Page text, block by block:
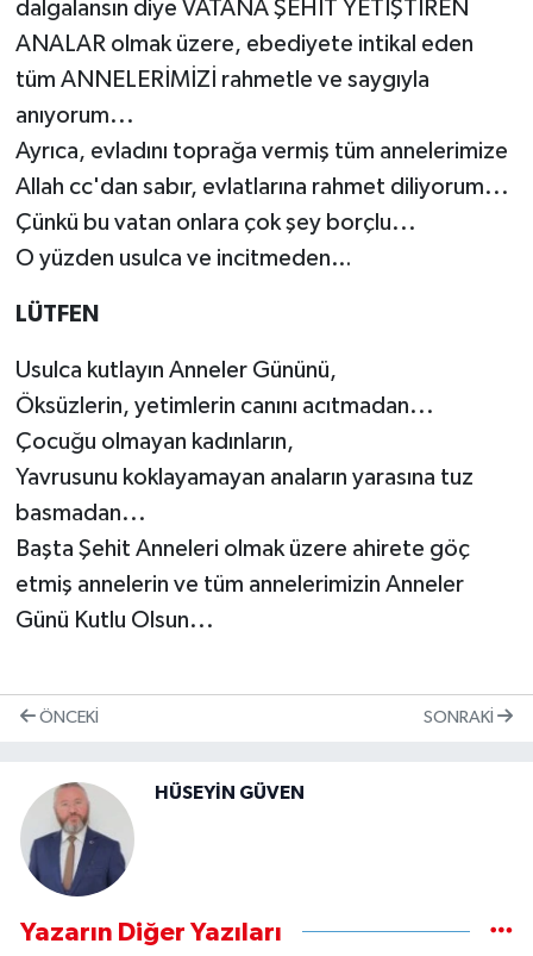
dalgalansın diye VATANA ŞEHİT YETİŞTİREN
ANALAR olmak üzere, ebediyete intikal eden
tüm ANNELERİMİZİ rahmetle ve saygıyla
anıyorum...
Ayrıca, evladını toprağa vermiş tüm annelerimize
Allah cc'dan sabır, evlatlarına rahmet diliyorum...
Çünkü bu vatan onlara çok şey borçlu...
O yüzden usulca ve incitmeden…
LÜTFEN
Usulca kutlayın Anneler Gününü,
Öksüzlerin, yetimlerin canını acıtmadan...
Çocuğu olmayan kadınların,
Yavrusunu koklayamayan anaların yarasına tuz
basmadan...
Başta Şehit Anneleri olmak üzere ahirete göç
etmiş annelerin ve tüm annelerimizin Anneler
Günü Kutlu Olsun...
ÖNCEKI SONRAKI
HÜSEYİN GÜVEN
Yazarın Diğer Yazıları